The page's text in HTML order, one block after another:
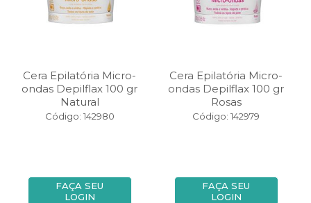
Cera Epilatória Micro-
ondas Depilflax 100 gr
Natural
Código: 142980
FAÇA SEU
LOGIN
Cera Epilatória Micro-
ondas Depilflax 100 gr
Rosas
Código: 142979
FAÇA SEU
LOGIN